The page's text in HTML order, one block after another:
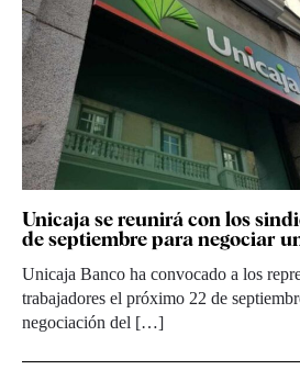
Unicaja se reunirá con los
de septiembre para negociar
Unicaja Banco ha convocado a los
trabajadores el próximo 22 de
negociación del […]